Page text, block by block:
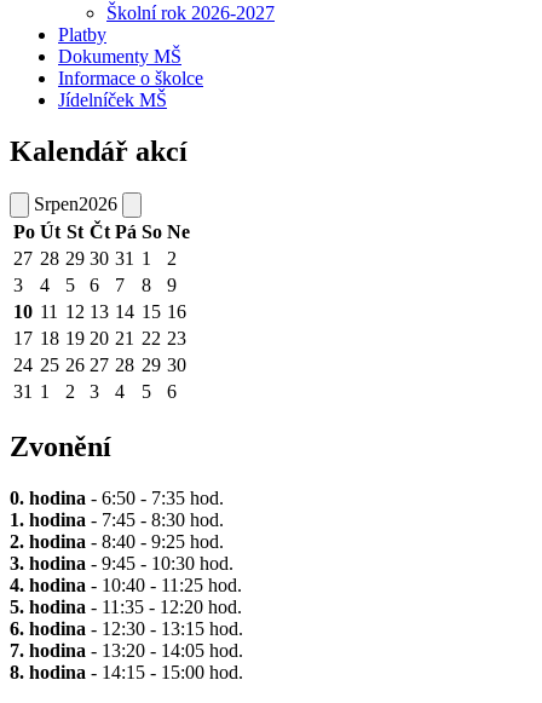
Školní rok 2026-2027
Platby
Dokumenty MŠ
Informace o školce
Jídelníček MŠ
Kalendář akcí
Srpen2026
Po Út St Čt Pá So Ne
27 28 29 30 31 1
2
3
4 5 6 7 8
9
10 11 12 13 14 15 16
17 18 19 20 21 22 23
24 25 26 27 28 29 30
31 1 2 3 4 5 6
Zvonění
0. hodina - 6:50 - 7:35 hod.
1. hodina - 7:45 - 8:30 hod.
2. hodina - 8:40 - 9:25 hod.
3. hodina - 9:45 - 10:30 hod.
4. hodina - 10:40 - 11:25 hod.
5. hodina - 11:35 - 12:20 hod.
6. hodina - 12:30 - 13:15 hod.
7. hodina - 13:20 - 14:05 hod.
8. hodina - 14:15 - 15:00 hod.